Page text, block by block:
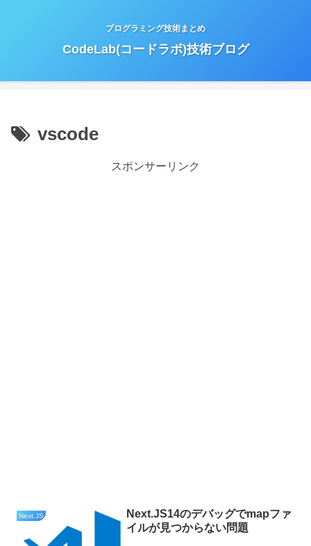
プログラミング技術まとめ
CodeLab(コードラボ)技術ブログ
vscode
スポンサーリンク
Next.JS
Next.JS14のデバッグでmapファ
イルが見つからない問題